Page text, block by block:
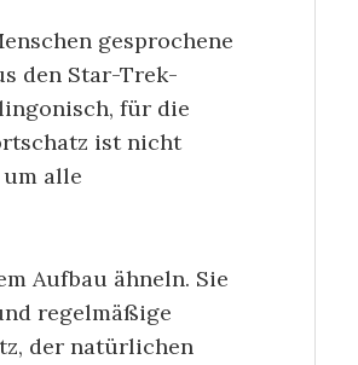
gesprochene
den Star-Trek-
für die
ist nicht
alle
Aufbau ähneln. Sie
regelmäßige
der natürlichen